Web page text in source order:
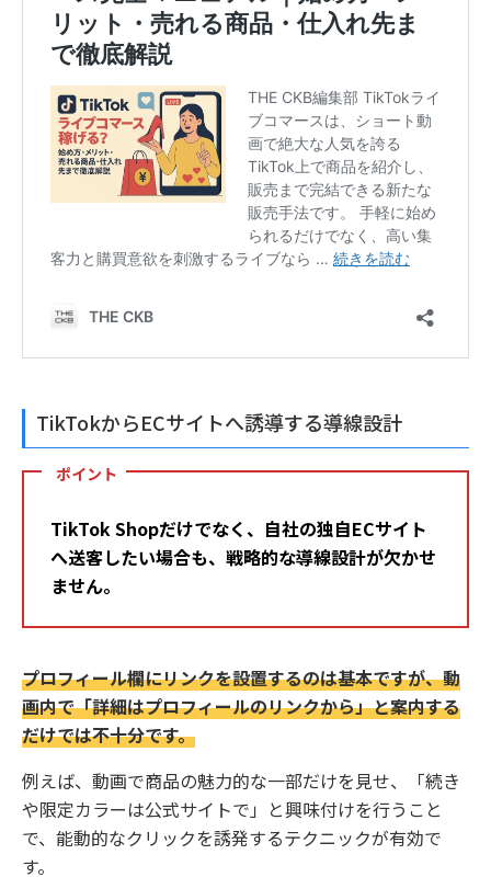
TikTokからECサイトへ誘導する導線設計
ポイント
TikTok Shopだけでなく、自社の独自ECサイト
へ送客したい場合も、戦略的な導線設計が欠かせ
ません。
プロフィール欄にリンクを設置するのは基本ですが、動
画内で「詳細はプロフィールのリンクから」と案内する
だけでは不十分です。
例えば、動画で商品の魅力的な一部だけを見せ、「続き
や限定カラーは公式サイトで」と興味付けを行うこと
で、能動的なクリックを誘発するテクニックが有効で
す。